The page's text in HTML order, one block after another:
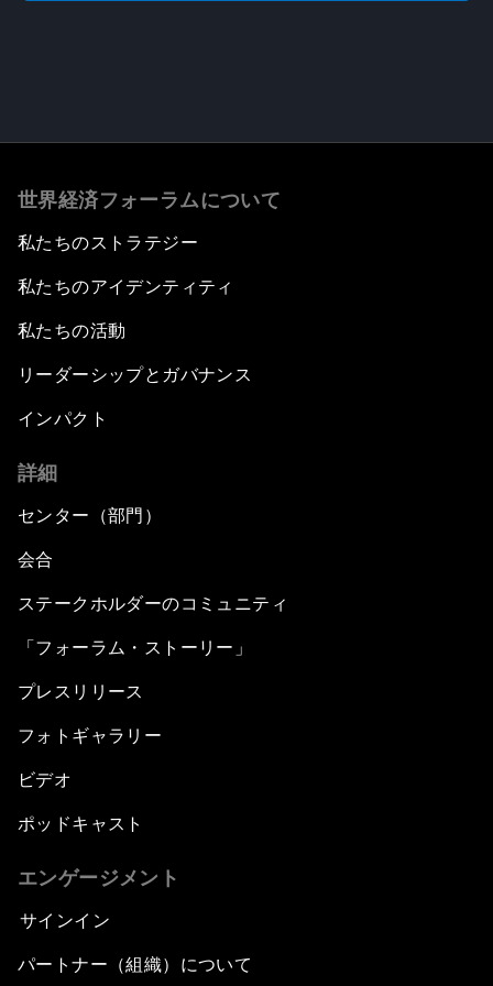
世界経済フォーラムについて
私たちのストラテジー
私たちのアイデンティティ
私たちの活動
リーダーシップとガバナンス
インパクト
詳細
センター（部門）
会合
ステークホルダーのコミュニティ
「フォーラム・ストーリー」
プレスリリース
フォトギャラリー
ビデオ
ポッドキャスト
エンゲージメント
サインイン
パートナー（組織）について